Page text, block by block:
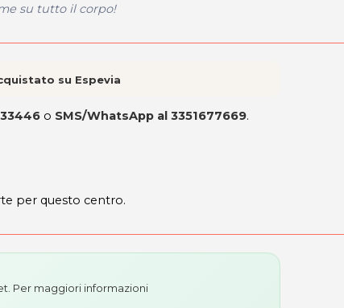
su tutto il corpo!
su Espevia
o SMS/WhatsApp al 3351677669.
per questo centro.
Per maggiori informazioni